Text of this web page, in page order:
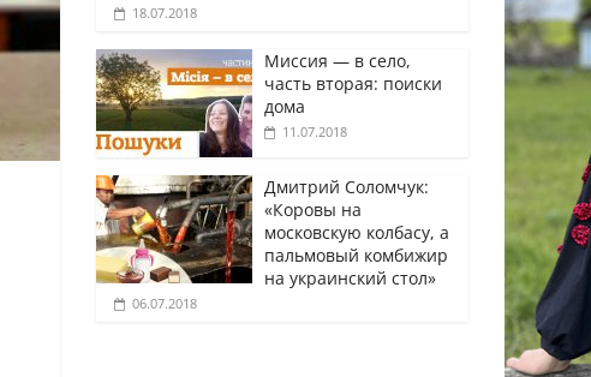
18.07.2018
Миссия — в село,
часть вторая: поиски
дома
11.07.2018
Дмитрий Соломчук:
«Коровы на
московскую колбасу, а
пальмовый комбижир
на украинский стол»
06.07.2018